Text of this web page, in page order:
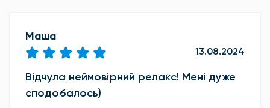
Маша
13.08.2024
Відчула неймовірний релакс! Мені дуже
сподобалось)